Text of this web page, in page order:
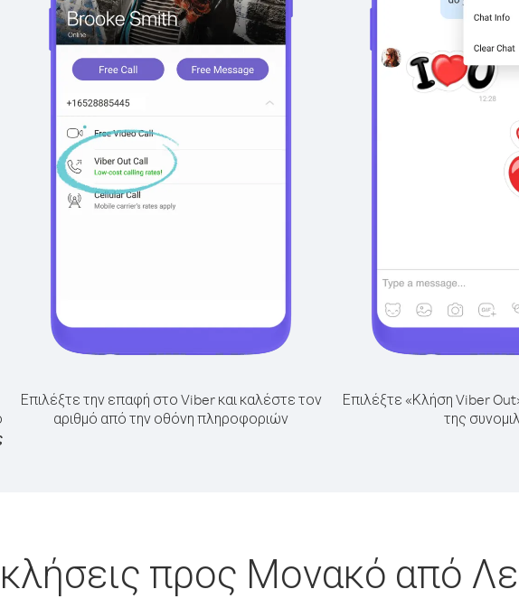
Επιλέξτε την επαφή στο Viber και καλέστε τον
αριθμό από την οθόνη πληροφοριών
Επιλέξτε «Κλήση Viber
της
προς Μονακό από